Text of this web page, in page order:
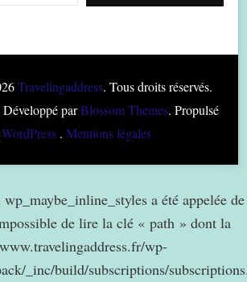
Travelingaddress. Tous droits réservés.
parBlossom Themes. Propulsé
WordPress . Mentions légales
a été appelée de
de lire la clé « path » dont la
wp-
_inc/build/subscriptions/